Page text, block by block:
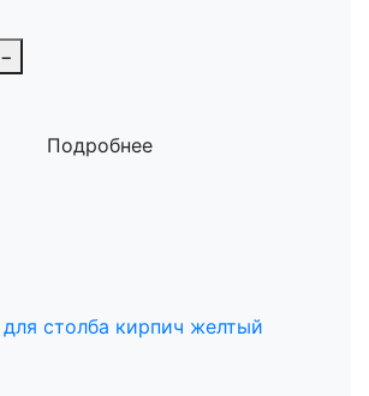
−
Подробнее